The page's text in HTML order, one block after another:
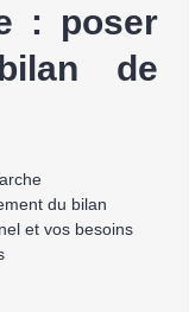
: poser
de
du bilan
et vos besoins